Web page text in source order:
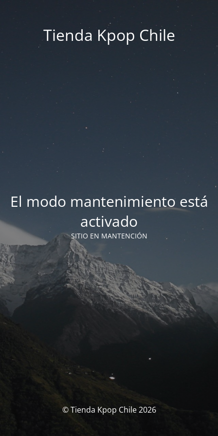
Tienda Kpop Chile
El modo mantenimiento está
activado
SITIO EN MANTENCIÓN
© Tienda Kpop Chile 2026